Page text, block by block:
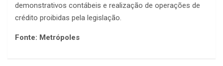
demonstrativos contábeis e realização de operações de
crédito proibidas pela legislação.
Fonte: Metrópoles